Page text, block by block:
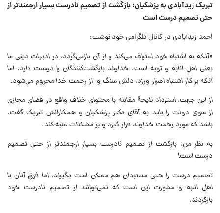
تبریک زیدآبادی به پزشکیان: بازگشت از تصمیم نادرست بسیار ارجمندتر از
حتی تصمیم درست است
احمد زیدآبادی در کانال تلگرامی خود نوشت:
«آنکه به اشتباه خود اعتراف می‌کند و از آن بازمی‌گردد، در ادبیات دینی ما
یعنی اهلِ انابه و توبه است. خداوند بازگشت‌کنندگان را دوست دارد. اما
آنکه بر کار اشتباه اصرار ورزد، دلش سنگ و از رحمت خدا محروم می‌شود.
از این جهت، استرداد لایحهٔ مقابله با محتوای خلاف واقع در فضای مجازی
از سوی دولت را باید به آقای دکتر پزشکیان و همکارانش تبریک گفت.
باشد که مورد رحمت خداوند قرار گیرد و بر مشکلات غلبه کند.
به نظر من، بازگشت از تصمیم نادرست بسیار ارجمندتر از حتی تصمیم
درست است!
تصمیم درست را حتی مستبدان هم ممکن است بگیرند، اما فرق آنان با
اهل انابه و مشورت این است که نمی‌توانند از تصمیم نادرست خود
بازگردند.